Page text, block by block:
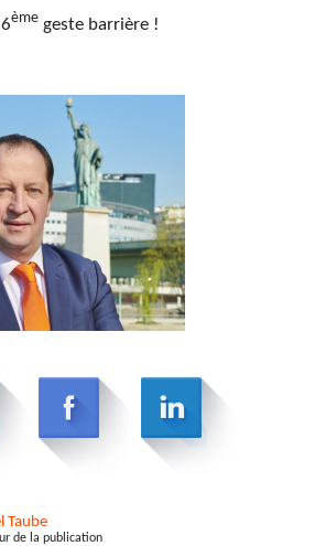
ème geste barrière !
Taube
de la publication